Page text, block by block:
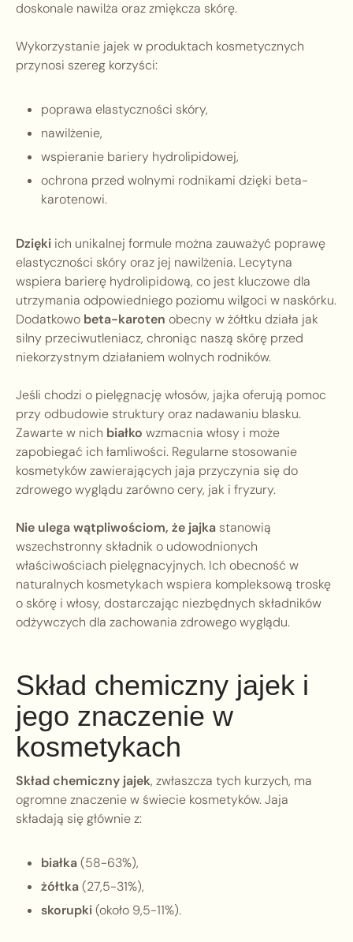
doskonale nawilża oraz zmiękcza skórę.
Wykorzystanie jajek w produktach kosmetycznych
przynosi szereg korzyści:
poprawa elastyczności skóry,
nawilżenie,
wspieranie bariery hydrolipidowej,
ochrona przed wolnymi rodnikami dzięki beta-
karotenowi.
Dzięki ich unikalnej formule można zauważyć poprawę
elastyczności skóry oraz jej nawilżenia. Lecytyna
wspiera barierę hydrolipidową, co jest kluczowe dla
utrzymania odpowiedniego poziomu wilgoci w naskórku.
Dodatkowo beta-karoten obecny w żółtku działa jak
silny przeciwutleniacz, chroniąc naszą skórę przed
niekorzystnym działaniem wolnych rodników.
Jeśli chodzi o pielęgnację włosów, jajka oferują pomoc
przy odbudowie struktury oraz nadawaniu blasku.
Zawarte w nich białko wzmacnia włosy i może
zapobiegać ich łamliwości. Regularne stosowanie
kosmetyków zawierających jaja przyczynia się do
zdrowego wyglądu zarówno cery, jak i fryzury.
Nie ulega wątpliwościom, że jajka stanowią
wszechstronny składnik o udowodnionych
właściwościach pielęgnacyjnych. Ich obecność w
naturalnych kosmetykach wspiera kompleksową troskę
o skórę i włosy, dostarczając niezbędnych składników
odżywczych dla zachowania zdrowego wyglądu.
Skład chemiczny jajek i
jego znaczenie w
kosmetykach
Skład chemiczny jajek, zwłaszcza tych kurzych, ma
ogromne znaczenie w świecie kosmetyków. Jaja
składają się głównie z:
białka(58-63%),
żółtka(27,5-31%),
skorupki(około 9,5-11%).